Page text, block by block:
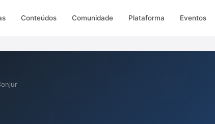
Conteúdos Comunidade Plataforma Eventos